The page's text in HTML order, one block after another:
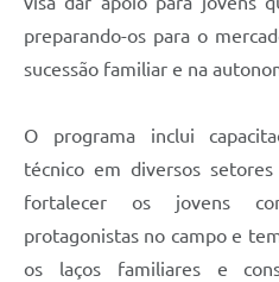
Arquivos para Download
Jornal
Covid -19 em Serro
preparando-os para o
sucessão familiar e na
O programa inclui
técnico em diversos
fortalecer os jovens
protagonistas no campo e
os laços familiares e